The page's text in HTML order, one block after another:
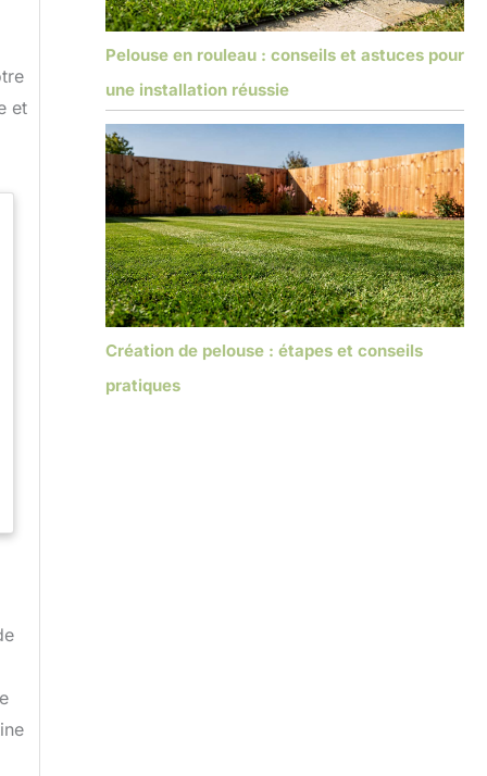
et
Pelouse en rouleau : conseils et astuces pour
une installation réussie
Création de pelouse : étapes et conseils
pratiques